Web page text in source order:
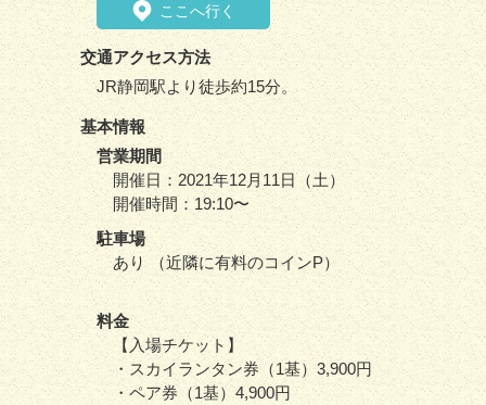
ここへ行く
交通アクセス方法
JR静岡駅より徒歩約15分。
基本情報
営業期間
開催日：2021年12月11日（土）
開催時間：19:10〜
駐車場
あり （近隣に有料のコインP）
料金
【入場チケット】
・スカイランタン券（1基）3,900円
・ペア券（1基）4,900円